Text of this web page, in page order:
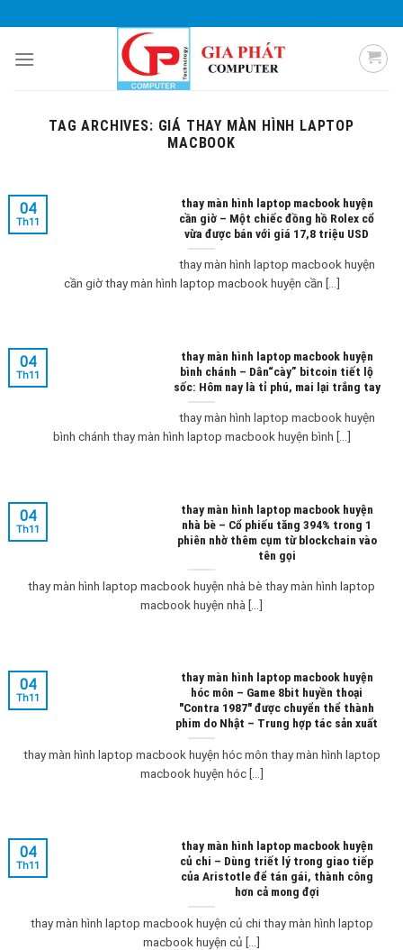
to
content
TAG ARCHIVES: GIÁ THAY MÀN HÌNH LAPTOP
MACBOOK
thay màn hình laptop macbook huyện
cần giờ – Một chiếc đồng hồ Rolex cổ
vừa được bán với giá 17,8 triệu USD
thay màn hình laptop macbook huyện
cần giờ thay màn hình laptop macbook huyện cần [...]
04
Th11
thay màn hình laptop macbook huyện
bình chánh – Dân“cày” bitcoin tiết lộ
sốc: Hôm nay là tỉ phú, mai lại trắng tay
thay màn hình laptop macbook huyện
bình chánh thay màn hình laptop macbook huyện bình [...]
04
Th11
thay màn hình laptop macbook huyện
nhà bè – Cổ phiếu tăng 394% trong 1
phiên nhờ thêm cụm từ blockchain vào
tên gọi
thay màn hình laptop macbook huyện nhà bè thay màn hình laptop
macbook huyện nhà [...]
04
Th11
thay màn hình laptop macbook huyện
hóc môn – Game 8bit huyền thoại
"Contra 1987" được chuyển thể thành
phim do Nhật – Trung hợp tác sản xuất
thay màn hình laptop macbook huyện hóc môn thay màn hình laptop
macbook huyện hóc [...]
04
Th11
thay màn hình laptop macbook huyện
củ chi – Dùng triết lý trong giao tiếp
của Aristotle để tán gái, thành công
hơn cả mong đợi
thay màn hình laptop macbook huyện củ chi thay màn hình laptop
macbook huyện củ [...]
04
Th11